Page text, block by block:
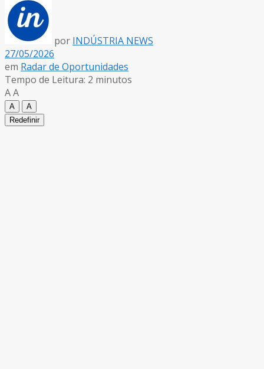
por INDÚSTRIA NEWS
27/05/2026
em Radar de Oportunidades
Tempo de Leitura: 2 minutos
AA
A
A
Redefinir